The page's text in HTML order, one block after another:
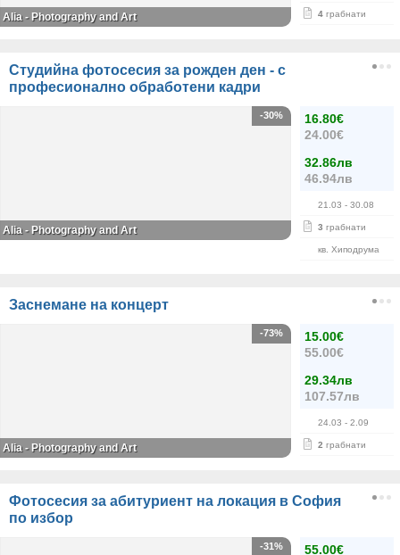
4 грабнати
Alia - Photography and Art
Студийна фотосесия за рожден ден - с
професионално обработени кадри
16.80€
24.00€
32.86лв
46.94лв
21.03 - 30.08
3 грабнати
кв. Хиподрума
-30%
Alia - Photography and Art
Заснемане на концерт
15.00€
55.00€
29.34лв
107.57лв
24.03 - 2.09
2 грабнати
-73%
Alia - Photography and Art
Фотосесия за абитуриент на локация в София
по избор
55.00€
-31%